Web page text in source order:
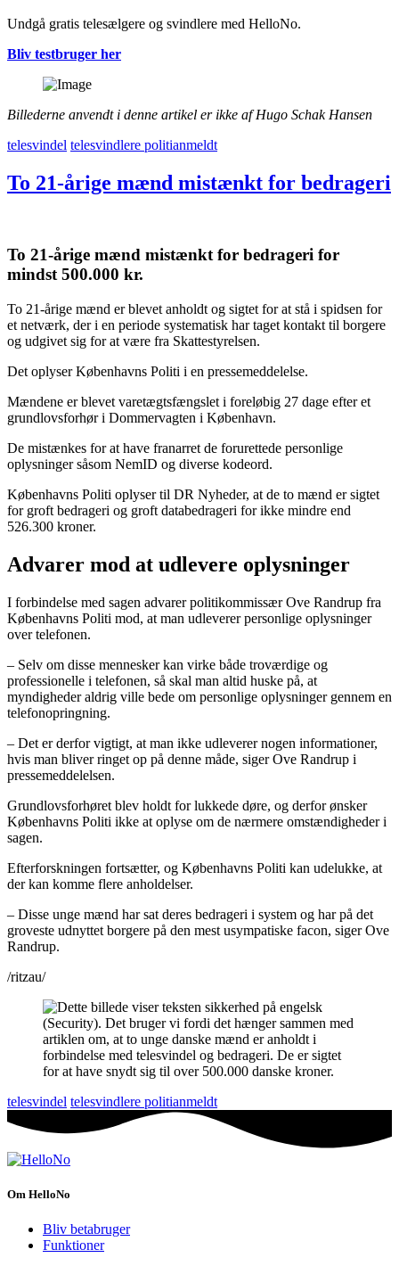
Undgå gratis telesælgere og svindlere med HelloNo.
Bliv testbruger her
Billederne anvendt i denne artikel er ikke af Hugo Schak Hansen
telesvindel telesvindlere politianmeldt
To 21-årige mænd mistænkt for bedrageri
To 21-årige mænd mistænkt for bedrageri for
mindst 500.000 kr.
To 21-årige mænd er blevet anholdt og sigtet for at stå i spidsen for
et netværk, der i en periode systematisk har taget kontakt til borgere
og udgivet sig for at være fra Skattestyrelsen.
Det oplyser Københavns Politi i en pressemeddelelse.
Mændene er blevet varetægtsfængslet i foreløbig 27 dage efter et
grundlovsforhør i Dommervagten i København.
De mistænkes for at have franarret de forurettede personlige
oplysninger såsom NemID og diverse kodeord.
Københavns Politi oplyser til DR Nyheder, at de to mænd er sigtet
for groft bedrageri og groft databedrageri for ikke mindre end
526.300 kroner.
Advarer mod at udlevere oplysninger
I forbindelse med sagen advarer politikommissær Ove Randrup fra
Københavns Politi mod, at man udleverer personlige oplysninger
over telefonen.
– Selv om disse mennesker kan virke både troværdige og
professionelle i telefonen, så skal man altid huske på, at
myndigheder aldrig ville bede om personlige oplysninger gennem en
telefonopringning.
– Det er derfor vigtigt, at man ikke udleverer nogen informationer,
hvis man bliver ringet op på denne måde, siger Ove Randrup i
pressemeddelelsen.
Grundlovsforhøret blev holdt for lukkede døre, og derfor ønsker
Københavns Politi ikke at oplyse om de nærmere omstændigheder i
sagen.
Efterforskningen fortsætter, og Københavns Politi kan udelukke, at
der kan komme flere anholdelser.
– Disse unge mænd har sat deres bedrageri i system og har på det
groveste udnyttet borgere på den mest usympatiske facon, siger Ove
Randrup.
/ritzau/
telesvindel telesvindlere politianmeldt
Om HelloNo
Bliv betabruger
Funktioner